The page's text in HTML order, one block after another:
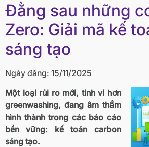
Đằng sau những
Zero: Giải mã kế
sáng tạo
Ngày đăng: 15/11/2025
Một loại rủi ro mới, tinh vi hơn
greenwashing, đang âm thầm
hình thành trong các báo cáo
bền vững: kế toán carbon
sáng tạo.